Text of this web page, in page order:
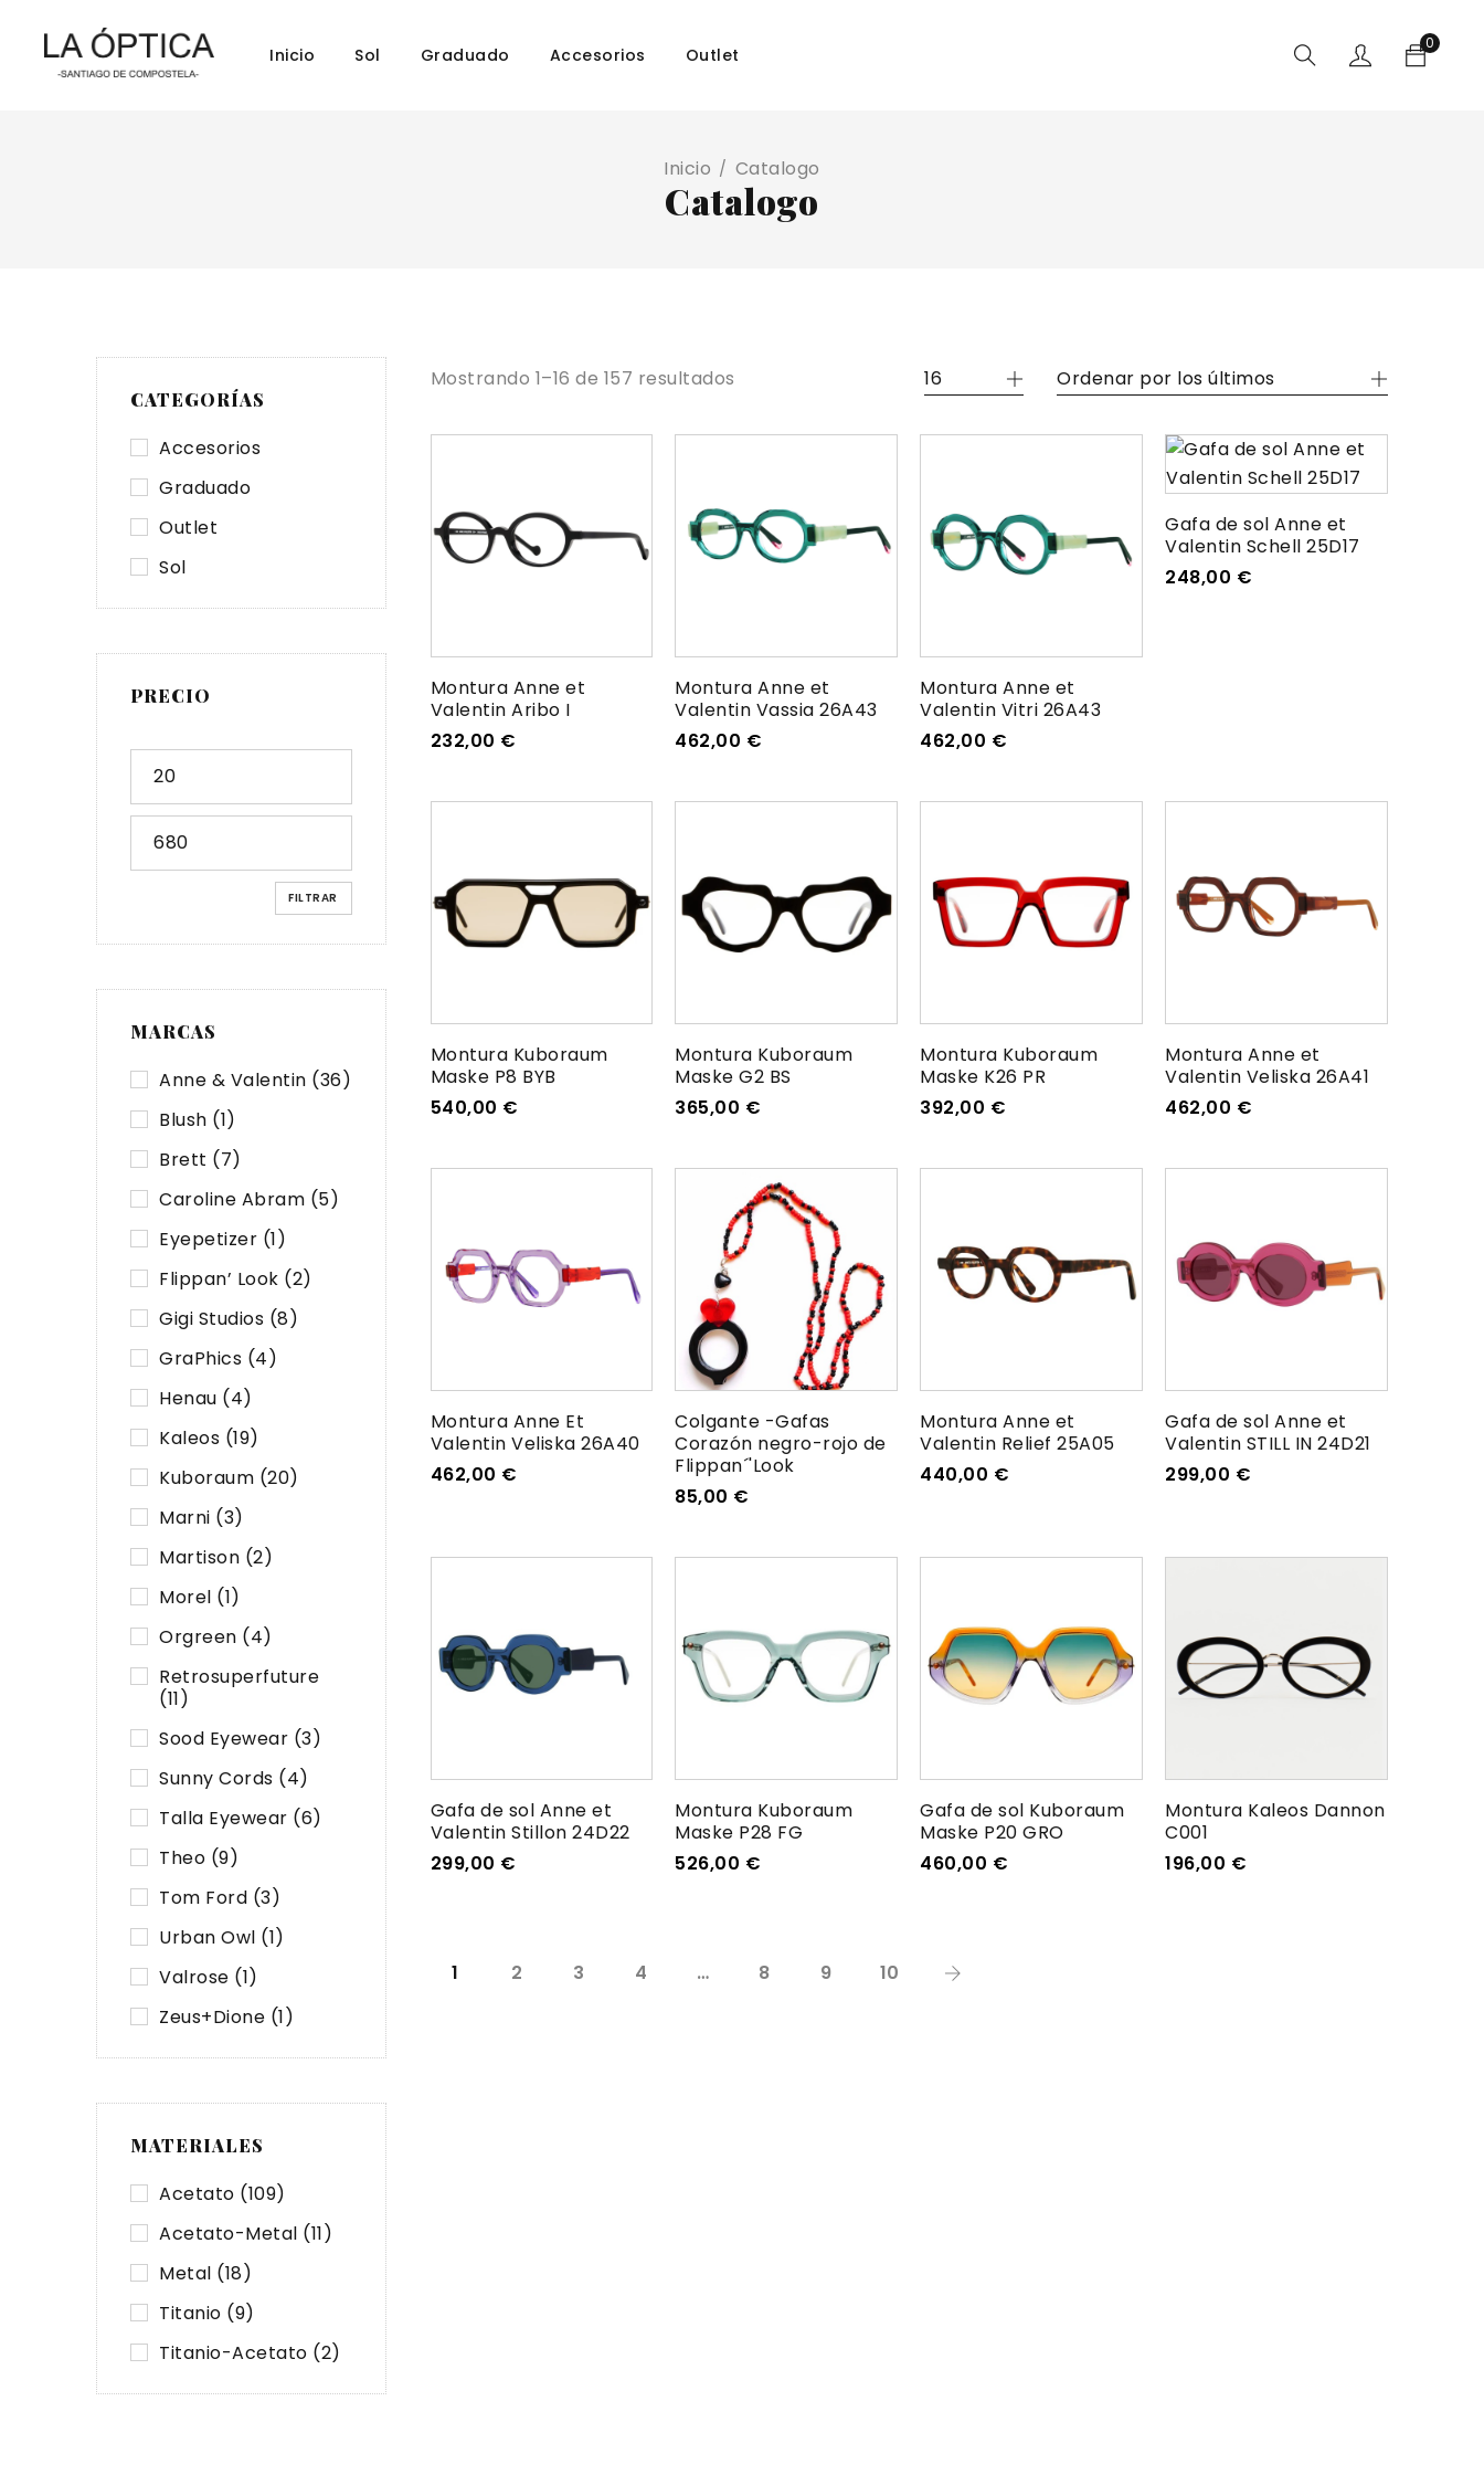
Inicio Sol Graduado Accesorios Outlet
0
Inicio / Catalogo
Catalogo
CATEGORÍAS
Accesorios
Graduado
Outlet
Sol
PRECIO
FILTRAR
MARCAS
Anne & Valentin (36)
Blush (1)
Brett (7)
Caroline Abram (5)
Eyepetizer (1)
Flippan’ Look (2)
Gigi Studios (8)
GraPhics (4)
Henau (4)
Kaleos (19)
Kuboraum (20)
Marni (3)
Martison (2)
Morel (1)
Orgreen (4)
Retrosuperfuture
(11)
Sood Eyewear (3)
Sunny Cords (4)
Talla Eyewear (6)
Theo (9)
Tom Ford (3)
Urban Owl (1)
Valrose (1)
Zeus+Dione (1)
MATERIALES
Acetato (109)
Acetato-Metal (11)
Metal (18)
Titanio (9)
Titanio-Acetato (2)
Mostrando 1–16 de 157 resultados Ordenar por los últimos
16
Montura Anne et
Valentin Aribo I
232,00 €
Montura Anne et
Valentin Vassia 26A43
462,00 €
Montura Anne et
Valentin Vitri 26A43
462,00 €
Gafa de sol Anne et
Valentin Schell 25D17
248,00 €
Montura Kuboraum
Maske P8 BYB
540,00 €
Montura Kuboraum
Maske G2 BS
365,00 €
Montura Kuboraum
Maske K26 PR
392,00 €
Montura Anne et
Valentin Veliska 26A41
462,00 €
Montura Anne Et
Valentin Veliska 26A40
462,00 €
Colgante -Gafas
Corazón negro-rojo de
Flippan´'Look
85,00 €
Montura Anne et
Valentin Relief 25A05
440,00 €
Gafa de sol Anne et
Valentin STILL IN 24D21
299,00 €
Gafa de sol Anne et
Valentin Stillon 24D22
299,00 €
Montura Kuboraum
Maske P28 FG
526,00 €
Gafa de sol Kuboraum
Maske P20 GRO
460,00 €
Montura Kaleos Dannon
C001
196,00 €
1 2 3 4 … 8 9 10